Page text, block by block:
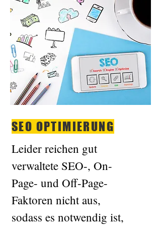
SEO OPTIMIERUNG
Leider reichen gut
verwaltete SEO-, On-
Page- und Off-Page-
Faktoren nicht aus,
sodass es notwendig ist,